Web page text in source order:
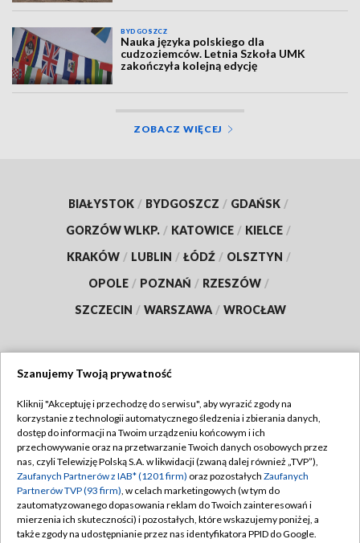
BYDGOSZCZ
Nauka języka polskiego dla
cudzoziemców. Letnia Szkoła UMK
zakończyła kolejną edycję
ZOBACZ WIĘCEJ
BIAŁYSTOK / BYDGOSZCZ / GDAŃSK /
GORZÓW WLKP. / KATOWICE / KIELCE /
KRAKÓW / LUBLIN / ŁÓDŹ / OLSZTYN /
OPOLE / POZNAŃ / RZESZÓW /
SZCZECIN / WARSZAWA / WROCŁAW
TVP
Abonament TVP
Emisja w TVP
Centrum informacji TVP
Naziemna Telewizja Cyfrowa
Regulamin TVP
Polityka prywatności
Moje zgody
Pomoc
Szanujemy Twoją prywatność
Kliknij "Akceptuję i przechodzę do serwisu", aby wyrazić zgody na
korzystanie z technologii automatycznego śledzenia i zbierania danych,
dostęp do informacji na Twoim urządzeniu końcowym i ich
przechowywanie oraz na przetwarzanie Twoich danych osobowych przez
nas, czyli Telewizję Polską S.A. w likwidacji (zwaną dalej również „TVP”),
Zaufanych Partnerów z IAB* (1201 firm) oraz pozostałych Zaufanych
Partnerów TVP (93 firm), w celach marketingowych (w tym do
zautomatyzowanego dopasowania reklam do Twoich zainteresowań i
mierzenia ich skuteczności) i pozostałych, które wskazujemy poniżej, a
także zgody na udostępnianie przez nas identyfikatora PPID do Google.